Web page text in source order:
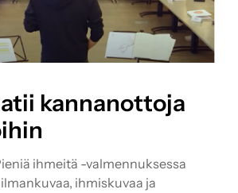
kannanottoja
ihmeitä -valmennuksessa
ihmiskuvaa ja